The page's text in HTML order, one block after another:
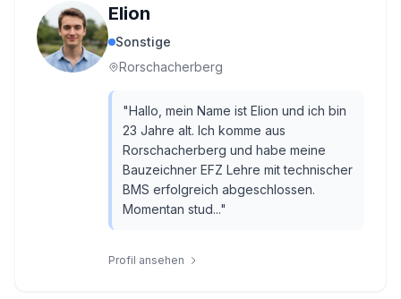
Elion
Sonstige
Rorschacherberg
"Hallo, mein Name ist Elion und ich bin
23 Jahre alt. Ich komme aus
Rorschacherberg und habe meine
Bauzeichner EFZ Lehre mit technischer
BMS erfolgreich abgeschlossen.
Momentan stud..."
Profil ansehen